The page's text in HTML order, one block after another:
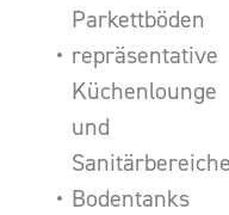
Parkettböden
repräsentative
Küchenlounge
und
Sanitärbereiche
Bodentanks